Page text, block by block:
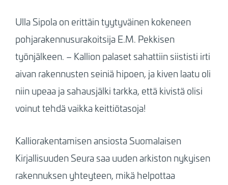
Ulla Sipola on erittäin tyytyväinen kokeneen
pohjarakennusurakoitsija E.M. Pekkisen
työnjälkeen. – Kallion palaset sahattiin siististi irti
aivan rakennusten seiniä hipoen, ja kiven laatu oli
niin upeaa ja sahausjälki tarkka, että kivistä olisi
voinut tehdä vaikka keittiötasoja!
Kalliorakentamisen ansiosta Suomalaisen
Kirjallisuuden Seura saa uuden arkiston nykyisen
rakennuksen yhteyteen, mikä helpottaa